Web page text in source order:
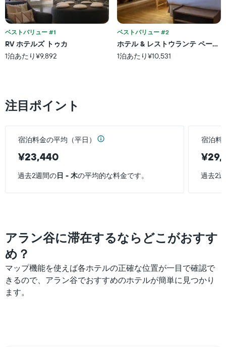
ベストバリュー #1
RV ホテルズ トゥカ
1泊あたり¥9,892
ベストバリュー #2
ホテル & レストウランテ ペーニャ
1泊あたり¥10,531
注目ポイント
宿泊料金の平均（平日）
¥23,440
宿泊料
過去2週間の日 - 木の平均的な料金です。 過去2
アラン谷に滞在するならどこがおすす
め？
マップ機能を使えば各ホテルの正確な位置が一目で確認で
きるので、アラン谷でおすすめのホテルが簡単に見つかり
ます。